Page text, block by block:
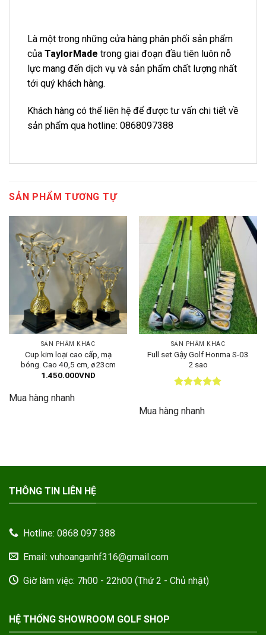
Là một trong những cửa hàng phân phối sản phẩm
của TaylorMade trong giai đoạn đầu tiên luôn nỗ
lực mang đến dịch vụ và sản phẩm chất lượng nhất
tới quý khách hàng.
Khách hàng có thể liên hệ để được tư vấn chi tiết về
sản phẩm qua hotline: 0868097388
SẢN PHẨM TƯƠNG TỰ
SẢN PHẨM KHÁC
Cup kim loại cao cấp, mạ
bóng. Cao 40,5 cm, ø23cm
1.450.000VND
Mua hàng nhanh
SẢN PHẨM KHÁC
Full set Gậy Golf Honma S-03
2 sao
sao
Mua hàng nhanh
THÔNG TIN LIÊN HỆ
Hotline: 0868 097 388
Email: vuhoanganhf316@gmail.com
Giờ làm việc: 7h00 - 22h00 (Thứ 2 - Chủ nhật)
HỆ THỐNG SHOWROOM GOLF SHOP